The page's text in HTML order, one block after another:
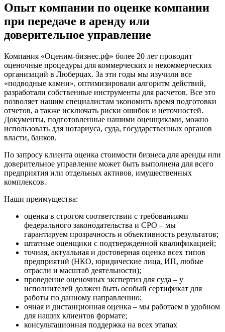
Опыт компании по оценке компании
при передаче в аренду или
доверительное управление
Компания «Оценим-бизнес.рф» более 20 лет проводит
оценочные процедуры для коммерческих и некоммерческих
организаций в Люберцах. За эти годы мы изучили все
«подводные камни», оптимизировали алгоритм действий,
разработали собственные инструменты для расчетов. Все это
позволяет нашим специалистам экономить время подготовки
отчетов, а также исключать риски ошибок и неточностей.
Документы, подготовленные нашими оценщиками, можно
использовать для нотариуса, суда, государственных органов
власти, банков.
По запросу клиента оценка стоимости бизнеса для аренды или
доверительное управление может быть выполнена для всего
предприятия или отдельных активов, имущественных
комплексов.
Наши преимущества:
оценка в строгом соответствии с требованиями
федерального законодательства и СРО – мы
гарантируем прозрачность и объективность результатов;
штатные оценщики с подтвержденной квалификацией;
точная, актуальная и достоверная оценка всех типов
предприятий (НКО, юридические лица, ИП, любые
отрасли и масштаб деятельности);
проведение оценочных экспертиз для суда – у
исполнителей должен быть особый сертификат для
работы по данному направлению;
очная и дистанционная оценка – мы работаем в удобном
для наших клиентов формате;
консультационная поддержка на всех этапах
Гусь-Хрустальный
Дербент
Джанкой
Дзержинский
Димитровград
Дмитров
Долгопрудный
Домодедово
Донецк
Дубна
Дюртюли
Евпатория
Егорьевск
Ейск
Елабуга
Елизово
Енисейск
Ермолино
Ессентуки
Железногорск
Железногорск-Илимский
Жуковский
Заводоуковск
Заозерный
Заполярный